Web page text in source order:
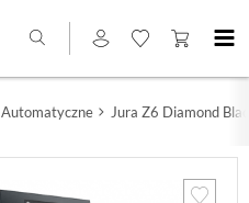
Automatyczne Jura Z6 Diamond